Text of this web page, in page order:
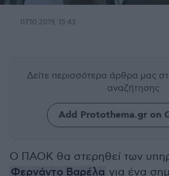
07.10.2019, 15:43
Δείτε περισσότερα άρθρα μας
αναζήτησης
Add Protothema.gr on
Ο ΠΑΟΚ θα στερηθεί των
Φερνάντο Βαρέλα για ένα